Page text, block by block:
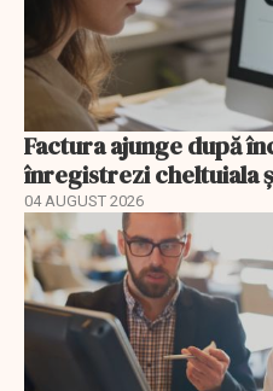
Factura ajunge după
înregistrezi cheltuiala
04 AUGUST 2026